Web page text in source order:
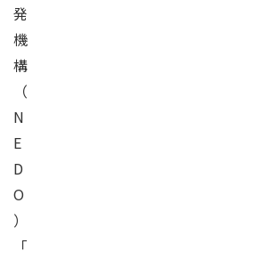
発
機
構
（
N
E
D
O
）
「